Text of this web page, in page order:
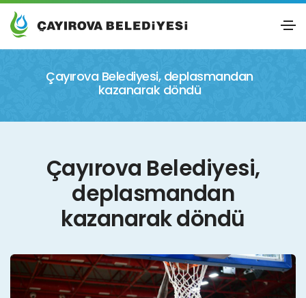
Çayırova Belediyesi, deplasmandan
kazanarak döndü
Çayırova Belediyesi,
deplasmandan
kazanarak döndü